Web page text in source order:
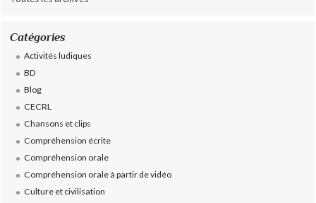
Catégories
Activités ludiques
BD
Blog
CECRL
Chansons et clips
Compréhension écrite
Compréhension orale
Compréhension orale à partir de vidéo
Culture et civilisation